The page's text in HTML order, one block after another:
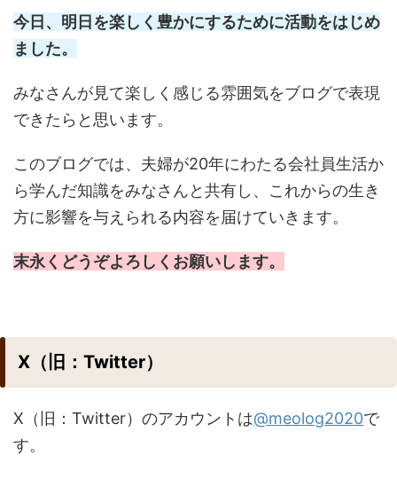
今日、明日を楽しく豊かにするために活動をはじめ
ました。
みなさんが見て楽しく感じる雰囲気をブログで表現
できたらと思います。
このブログでは、夫婦が20年にわたる会社員生活か
ら学んだ知識をみなさんと共有し、これからの生き
方に影響を与えられる内容を届けていきます。
末永くどうぞよろしくお願いします。
X（旧：Twitter）
X（旧：Twitter）のアカウントは@meolog2020で
す。